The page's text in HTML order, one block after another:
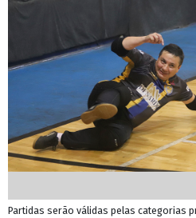
Partidas serão válidas pelas categorias